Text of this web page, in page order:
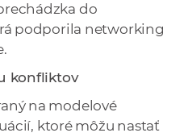
do
podporila networking
konfliktov
na modelové
ktoré môžu nastať